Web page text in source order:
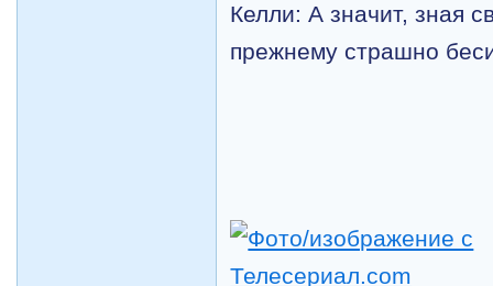
Келли: А значит, зная
прежнему страшно